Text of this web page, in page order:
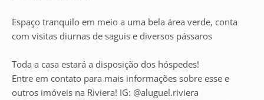
Espaço tranquilo em meio a uma bela área verde, conta
com visitas diurnas de saguis e diversos pássaros
Toda a casa estará a disposição dos hóspedes!
Entre em contato para mais informações sobre esse e
outros imóveis na Riviera! IG: @aluguel.riviera